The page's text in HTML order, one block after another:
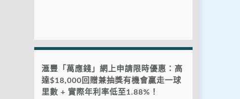
滙豐「萬應錢」網上申請限時優惠：高
達$18,000回贈兼抽獎有機會贏走一球
里數 + 實際年利率低至1.88%！